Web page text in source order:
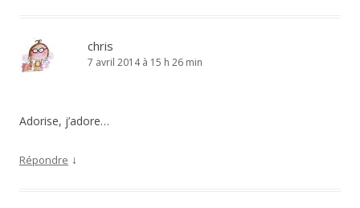
chris
7 avril 2014 à 15 h 26 min
Adorise, j’adore…
Répondre ↓